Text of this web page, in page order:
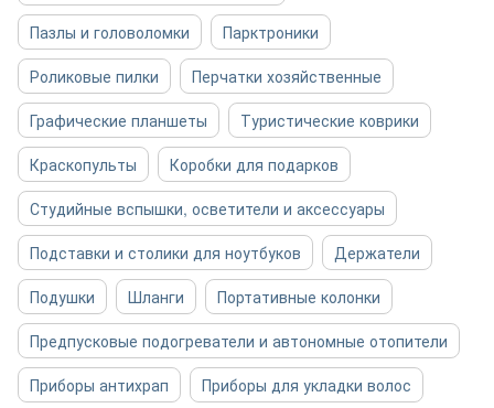
Пазлы и головоломки
Парктроники
Роликовые пилки
Перчатки хозяйственные
Графические планшеты
Туристические коврики
Краскопульты
Коробки для подарков
Студийные вспышки, осветители и аксессуары
Подставки и столики для ноутбуков
Держатели
Подушки
Шланги
Портативные колонки
Предпусковые подогреватели и автономные отопители
Приборы антихрап
Приборы для укладки волос